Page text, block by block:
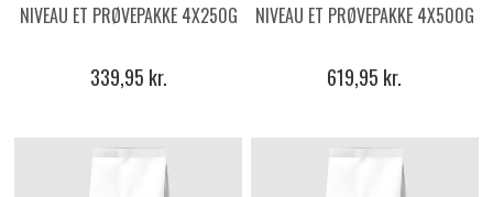
NIVEAU ET PRØVEPAKKE 4X250G
339,95 kr.
NIVEAU ET PRØVEPAKKE 4X500G
619,95 kr.